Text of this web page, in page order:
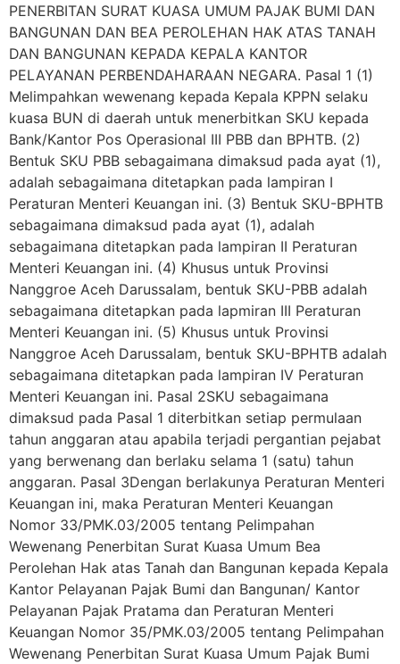
PENERBITAN SURAT KUASA UMUM PAJAK BUMI DAN
BANGUNAN DAN BEA PEROLEHAN HAK ATAS TANAH
DAN BANGUNAN KEPADA KEPALA KANTOR
PELAYANAN PERBENDAHARAAN NEGARA. Pasal 1 (1)
Melimpahkan wewenang kepada Kepala KPPN selaku
kuasa BUN di daerah untuk menerbitkan SKU kepada
Bank/Kantor Pos Operasional III PBB dan BPHTB. (2)
Bentuk SKU PBB sebagaimana dimaksud pada ayat (1),
adalah sebagaimana ditetapkan pada lampiran I
Peraturan Menteri Keuangan ini. (3) Bentuk SKU-BPHTB
sebagaimana dimaksud pada ayat (1), adalah
sebagaimana ditetapkan pada lampiran II Peraturan
Menteri Keuangan ini. (4) Khusus untuk Provinsi
Nanggroe Aceh Darussalam, bentuk SKU-PBB adalah
sebagaimana ditetapkan pada lapmiran III Peraturan
Menteri Keuangan ini. (5) Khusus untuk Provinsi
Nanggroe Aceh Darussalam, bentuk SKU-BPHTB adalah
sebagaimana ditetapkan pada lampiran IV Peraturan
Menteri Keuangan ini. Pasal 2SKU sebagaimana
dimaksud pada Pasal 1 diterbitkan setiap permulaan
tahun anggaran atau apabila terjadi pergantian pejabat
yang berwenang dan berlaku selama 1 (satu) tahun
anggaran. Pasal 3Dengan berlakunya Peraturan Menteri
Keuangan ini, maka Peraturan Menteri Keuangan
Nomor 33/PMK.03/2005 tentang Pelimpahan
Wewenang Penerbitan Surat Kuasa Umum Bea
Perolehan Hak atas Tanah dan Bangunan kepada Kepala
Kantor Pelayanan Pajak Bumi dan Bangunan/ Kantor
Pelayanan Pajak Pratama dan Peraturan Menteri
Keuangan Nomor 35/PMK.03/2005 tentang Pelimpahan
Wewenang Penerbitan Surat Kuasa Umum Pajak Bumi